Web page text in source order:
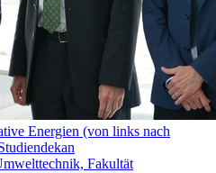
Energien (von links nach
Fakultät